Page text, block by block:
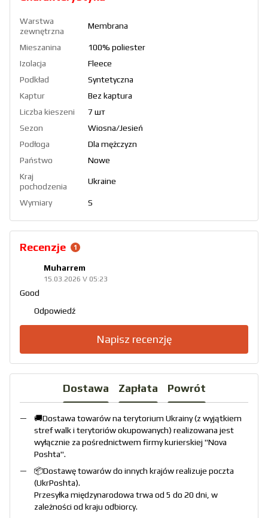
Warstwa
zewnętrzna
Membrana
Mieszanina
100% poliester
Izolacja
Fleece
Podkład
Syntetyczna
Kaptur
Bez kaptura
Liczba kieszeni
7 шт
Sezon
Wiosna/Jesień
Podłoga
Dla mężczyzn
Państwo
Nowe
Kraj
pochodzenia
Ukraine
Wymiary S
Recenzje 1
Muharrem
15.03.2026 V 05:23
Good
Odpowiedź
Napisz recenzję
Dostawa Zapłata Powrót
🚚Dostawa towarów na terytorium Ukrainy (z wyjątkiem
stref walk i terytoriów okupowanych) realizowana jest
wyłącznie za pośrednictwem firmy kurierskiej "Nova
Poshta".
📦Dostawę towarów do innych krajów realizuje poczta
(UkrPoshta).
Przesyłka międzynarodowa trwa od 5 do 20 dni, w
zależności od kraju odbiorcy.